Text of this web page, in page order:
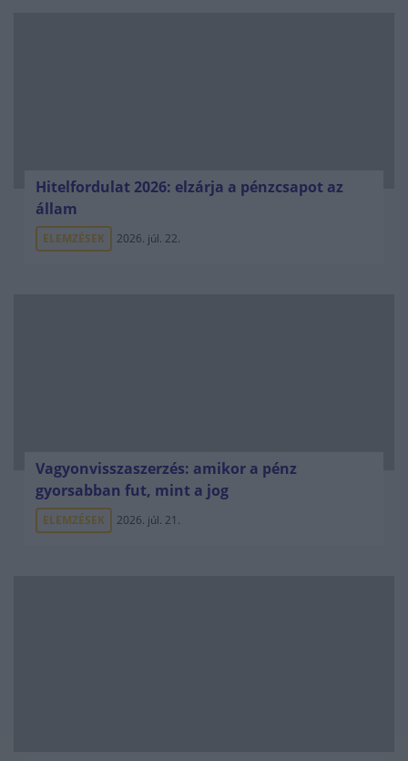
Hitelfordulat 2026: elzárja a pénzcsapot az
állam
ELEMZÉSEK 2026. júl. 22.
Vagyonvisszaszerzés: amikor a pénz
gyorsabban fut, mint a jog
ELEMZÉSEK 2026. júl. 21.